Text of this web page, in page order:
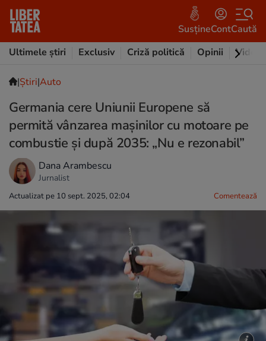
SusțineContCaută
Ultimele știri
Exclusiv Criză politică Opinii Video
|Ştiri|Auto
Germania cere Uniunii Europene să
permită vânzarea mașinilor cu motoare pe
combustie și după 2035: „Nu e rezonabil”
Dana Arambescu
Jurnalist
Actualizat pe 10 sept. 2025, 02:04 Comentează